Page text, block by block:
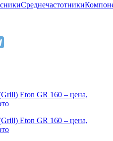
Среднечастотники